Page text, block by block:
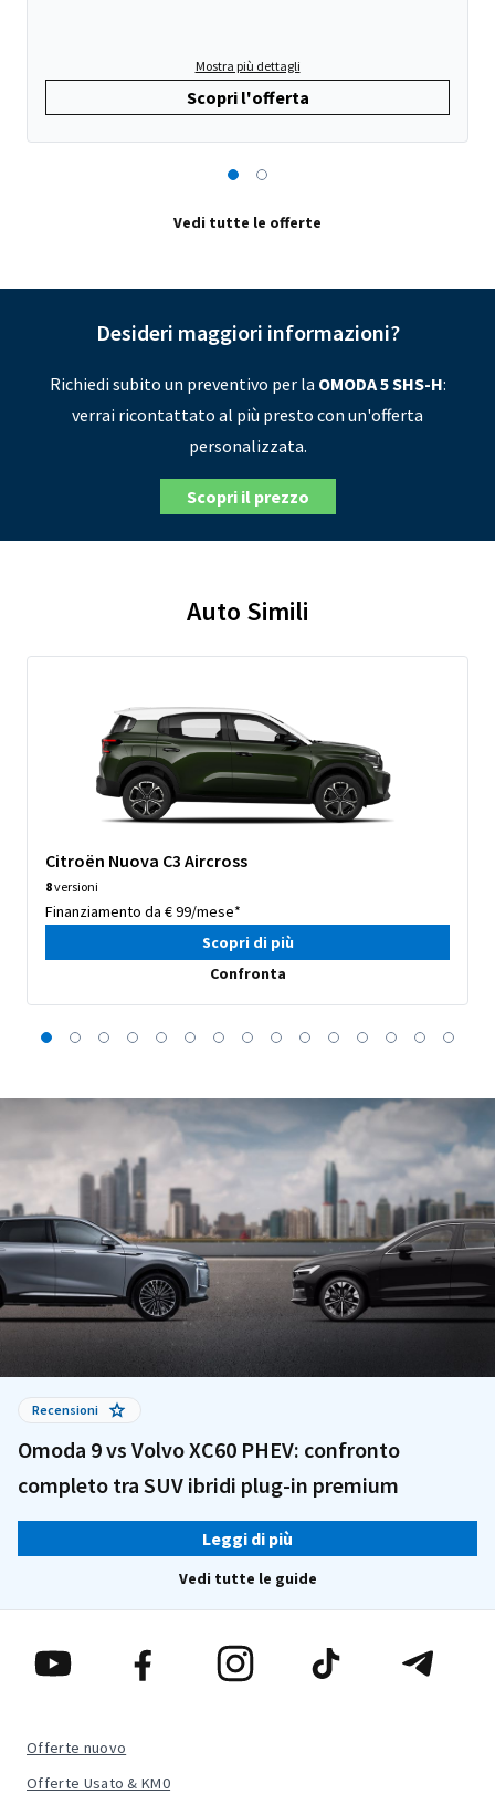
Mostra più dettagli
Scopri l'offerta
Vedi tutte le offerte
Desideri maggiori informazioni?
Richiedi subito un preventivo per la OMODA 5 SHS-H:
verrai ricontattato al più presto con un'offerta
personalizzata.
Scopri il prezzo
Auto Simili
Citroën Nuova C3 Aircross
8versioni
Finanziamento da € 99/mese*
Scopri di più
Confronta
Recensioni
Omoda 9 vs Volvo XC60 PHEV: confronto
completo tra SUV ibridi plug-in premium
Leggi di più
Vedi tutte le guide
Offerte nuovo
Offerte Usato & KM0